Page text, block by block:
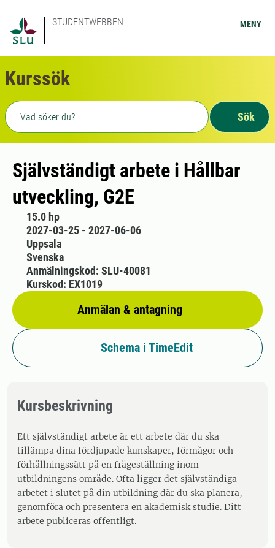
STUDENTWEBBEN MENY
Kurssök
Fritext sökning
Sök
Självständigt arbete i Hållbar
utveckling, G2E
15.0 hp
2027-03-25 - 2027-06-06
Uppsala
Svenska
Anmälan & antagning
Anmälningskod: SLU-40081
Kurskod: EX1019
Schema i TimeEdit
Kursbeskrivning
Ett självständigt arbete är ett arbete där du ska
tillämpa dina fördjupade kunskaper, förmågor och
förhållningssätt på en frågeställning inom
utbildningens område. Ofta ligger det självständiga
arbetet i slutet på din utbildning där du ska planera,
genomföra och presentera en akademisk studie. Ditt
arbete publiceras offentligt.